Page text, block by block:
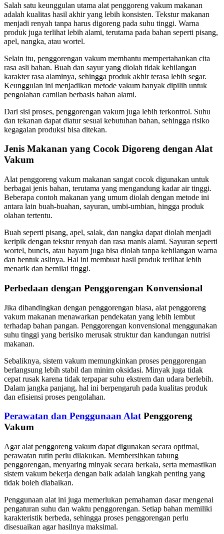
Salah satu keunggulan utama alat penggoreng vakum makanan
adalah kualitas hasil akhir yang lebih konsisten. Tekstur makanan
menjadi renyah tanpa harus digoreng pada suhu tinggi. Warna
produk juga terlihat lebih alami, terutama pada bahan seperti pisang,
apel, nangka, atau wortel.
Selain itu, penggorengan vakum membantu mempertahankan cita
rasa asli bahan. Buah dan sayur yang diolah tidak kehilangan
karakter rasa alaminya, sehingga produk akhir terasa lebih segar.
Keunggulan ini menjadikan metode vakum banyak dipilih untuk
pengolahan camilan berbasis bahan alami.
Dari sisi proses, penggorengan vakum juga lebih terkontrol. Suhu
dan tekanan dapat diatur sesuai kebutuhan bahan, sehingga risiko
kegagalan produksi bisa ditekan.
Jenis Makanan yang Cocok Digoreng dengan Alat
Vakum
Alat penggoreng vakum makanan sangat cocok digunakan untuk
berbagai jenis bahan, terutama yang mengandung kadar air tinggi.
Beberapa contoh makanan yang umum diolah dengan metode ini
antara lain buah-buahan, sayuran, umbi-umbian, hingga produk
olahan tertentu.
Buah seperti pisang, apel, salak, dan nangka dapat diolah menjadi
keripik dengan tekstur renyah dan rasa manis alami. Sayuran seperti
wortel, buncis, atau bayam juga bisa diolah tanpa kehilangan warna
dan bentuk aslinya. Hal ini membuat hasil produk terlihat lebih
menarik dan bernilai tinggi.
Perbedaan dengan Penggorengan Konvensional
Jika dibandingkan dengan penggorengan biasa, alat penggoreng
vakum makanan menawarkan pendekatan yang lebih lembut
terhadap bahan pangan. Penggorengan konvensional menggunakan
suhu tinggi yang berisiko merusak struktur dan kandungan nutrisi
makanan.
Sebaliknya, sistem vakum memungkinkan proses penggorengan
berlangsung lebih stabil dan minim oksidasi. Minyak juga tidak
cepat rusak karena tidak terpapar suhu ekstrem dan udara berlebih.
Dalam jangka panjang, hal ini berpengaruh pada kualitas produk
dan efisiensi proses pengolahan.
Perawatan dan Penggunaan AlatPenggoreng
Vakum
Agar alat penggoreng vakum dapat digunakan secara optimal,
perawatan rutin perlu dilakukan. Membersihkan tabung
penggorengan, menyaring minyak secara berkala, serta memastikan
sistem vakum bekerja dengan baik adalah langkah penting yang
tidak boleh diabaikan.
Penggunaan alat ini juga memerlukan pemahaman dasar mengenai
pengaturan suhu dan waktu penggorengan. Setiap bahan memiliki
karakteristik berbeda, sehingga proses penggorengan perlu
disesuaikan agar hasilnya maksimal.